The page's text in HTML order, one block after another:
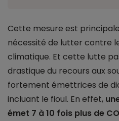
Cette mesure est
nécessité de lutter contre
climatique. Et cette lutte
drastique du recours aux
fortement émettrices de
incluant le fioul. En effet,
émet 7 à 10 fois plus de